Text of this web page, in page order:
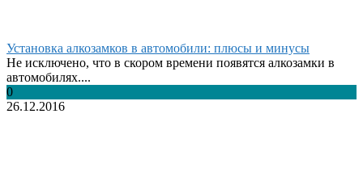
Установка алкозамков в автомобили: плюсы и минусы
Не исключено, что в скором времени появятся алкозамки в
автомобилях....
0
26.12.2016